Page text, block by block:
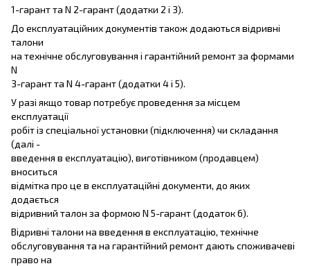
1-гарант та N 2-гарант (додатки 2 і 3).
До експлуатаційних документів також додаються відривні
талони
на технічне обслуговування і гарантійний ремонт за формами
N
3-гарант та N 4-гарант (додатки 4 і 5).
У разі якщо товар потребує проведення за місцем
експлуатації
робіт із спеціальної установки (підключення) чи складання
(далі -
введення в експлуатацію), виготівником (продавцем)
вноситься
відмітка про це в експлуатаційні документи, до яких
додається
відривний талон за формою N 5-гарант (додаток 6).
Відривні талони на введення в експлуатацію, технічне
обслуговування та на гарантійний ремонт дають споживачеві
право на